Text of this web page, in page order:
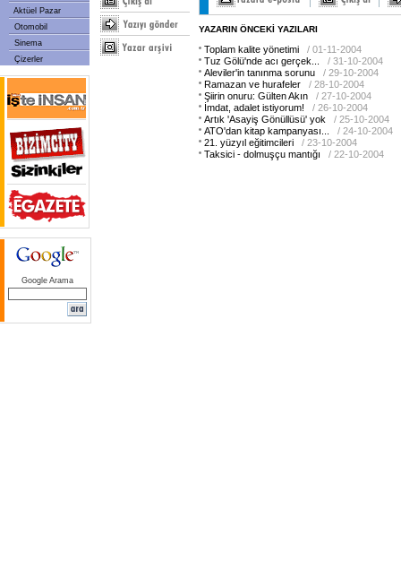
Aktüel Pazar
Otomobil
Sinema
Çizerler
Google Arama
YAZARIN ÖNCEKİ YAZILARI
Toplam kalite yönetimi
/ 01-11-2004
Tuz Gölü'nde acı gerçek...
/ 31-10-2004
Aleviler'in tanınma sorunu
/ 29-10-2004
Ramazan ve hurafeler
/ 28-10-2004
Şiirin onuru: Gülten Akın
/ 27-10-2004
İmdat, adalet istiyorum!
/ 26-10-2004
Artık 'Asayiş Gönüllüsü' yok
/ 25-10-2004
ATO'dan kitap kampanyası...
/ 24-10-2004
21. yüzyıl eğitimcileri
/ 23-10-2004
Taksici - dolmuşçu mantığı
/ 22-10-2004